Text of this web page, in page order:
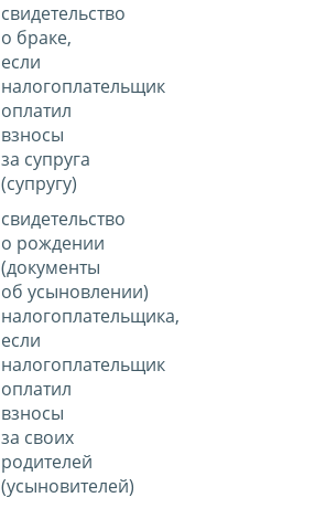
свидетельство
о браке,
если
налогоплательщик
оплатил
взносы
за супруга
(супругу)
свидетельство
о рождении
(документы
об усыновлении)
налогоплательщика,
если
налогоплательщик
оплатил
взносы
за своих
родителей
(усыновителей)